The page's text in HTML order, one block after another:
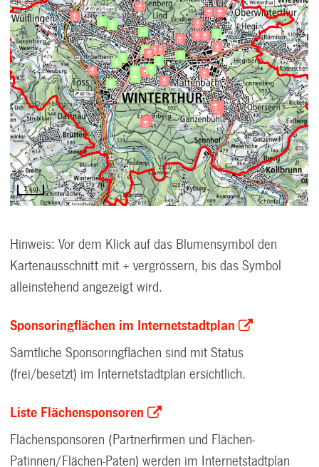
Hinweis: Vor dem Klick auf das Blumensymbol den
Kartenausschnitt mit + vergrössern, bis das Symbol
alleinstehend angezeigt wird.
Sponsoringflächen im Internetstadtplan
Sämtliche Sponsoringflächen sind mit Status
(frei/besetzt) im Internetstadtplan ersichtlich.
Liste Flächensponsoren
Flächensponsoren (Partnerfirmen und Flächen-
Patinnen/Flächen-Paten) werden im Internetstadtplan